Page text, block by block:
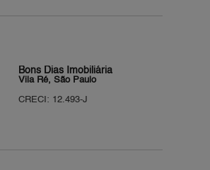
Bons Dias Imobiliária
Vila Ré, São Paulo
CRECI: 12.493-J